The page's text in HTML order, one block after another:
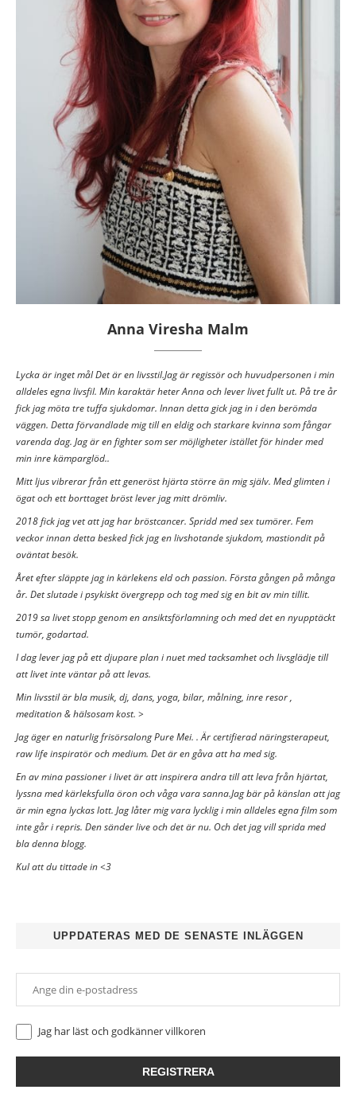
Anna Viresha Malm
Lycka är inget mål Det är en livsstil.Jag är regissör och huvudpersonen i min
alldeles egna livsfil. Min karaktär heter Anna och lever livet fullt ut. På tre år
fick jag möta tre tuffa sjukdomar. Innan detta gick jag in i den berömda
väggen. Detta förvandlade mig till en eldig och starkare kvinna som fångar
varenda dag. Jag är en fighter som ser möjligheter istället för hinder med
min inre kämparglöd..
Mitt ljus vibrerar från ett generöst hjärta större än mig själv. Med glimten i
ögat och ett borttaget bröst lever jag mitt drömliv.
2018 fick jag vet att jag har bröstcancer. Spridd med sex tumörer. Fem
veckor innan detta besked fick jag en livshotande sjukdom, mastiondit på
oväntat besök.
Året efter släppte jag in kärlekens eld och passion. Första gången på många
år. Det slutade i psykiskt övergrepp och tog med sig en bit av min tillit.
2019 sa livet stopp genom en ansiktsförlamning och med det en nyupptäckt
tumör, godartad.
I dag lever jag på ett djupare plan i nuet med tacksamhet och livsglädje till
att livet inte väntar på att levas.
Min livsstil är bla musik, dj, dans, yoga, bilar, målning, inre resor ,
meditation & hälsosam kost. >
Jag äger en naturlig frisörsalong Pure Mei. . Är certifierad näringsterapeut,
raw life inspiratör och medium. Det är en gåva att ha med sig.
En av mina passioner i livet är att inspirera andra till att leva från hjärtat,
lyssna med kärleksfulla öron och våga vara sanna.Jag bär på känslan att jag
är min egna lyckas lott. Jag låter mig vara lycklig i min alldeles egna film som
inte går i repris. Den sänder live och det är nu. Och det jag vill sprida med
bla denna blogg.
Kul att du tittade in <3
UPPDATERAS MED DE SENASTE INLÄGGEN
Jag har läst och godkännervillkoren